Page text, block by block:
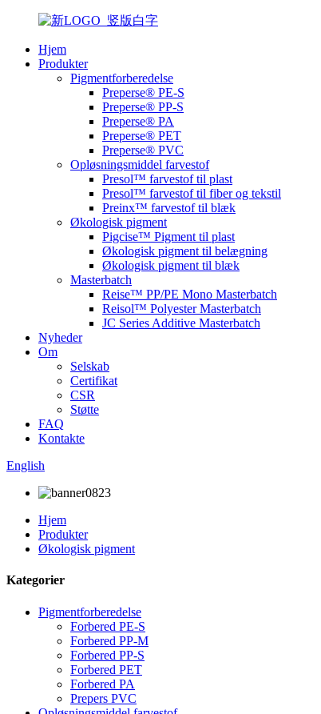
Hjem
Produkter
Pigmentforberedelse
Preperse® PE-S
Preperse® PP-S
Preperse® PA
Preperse® PET
Preperse® PVC
Opløsningsmiddel farvestof
Presol™ farvestof til plast
Presol™ farvestof til fiber og tekstil
Preinx™ farvestof til blæk
Økologisk pigment
Pigcise™ Pigment til plast
Økologisk pigment til belægning
Økologisk pigment til blæk
Masterbatch
Reise™ PP/PE Mono Masterbatch
Reisol™ Polyester Masterbatch
JC Series Additive Masterbatch
Nyheder
Om
Selskab
Certifikat
CSR
Støtte
FAQ
Kontakte
English
Hjem
Produkter
Økologisk pigment
Kategorier
Pigmentforberedelse
Forbered PE-S
Forbered PP-M
Forbered PP-S
Forbered PET
Forbered PA
Prepers PVC